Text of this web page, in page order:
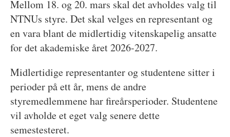
Mellom 18. og 20. mars skal det avholdes valg til
NTNUs styre. Det skal velges en representant og
en vara blant de midlertidig vitenskapelig ansatte
for det akademiske året 2026-2027.
Midlertidige representanter og studentene sitter i
perioder på ett år, mens de andre
styremedlemmene har fireårsperioder. Studentene
vil avholde et eget valg senere dette
semestesteret.